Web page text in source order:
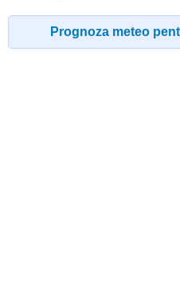
Prognoza meteo